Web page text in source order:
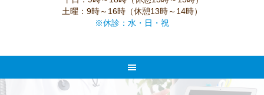
土曜：9時～16時（休憩13時～14時）
※休診：水・日・祝